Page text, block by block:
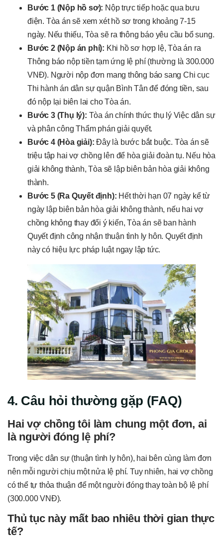
Bước 1 (Nộp hồ sơ): Nộp trực tiếp hoặc qua bưu
điện. Tòa án sẽ xem xét hồ sơ trong khoảng 7-15
ngày. Nếu thiếu, Tòa sẽ ra thông báo yêu cầu bổ sung.
Bước 2 (Nộp án phí): Khi hồ sơ hợp lệ, Tòa án ra
Thông báo nộp tiền tạm ứng lệ phí (thường là 300.000
VNĐ). Người nộp đơn mang thông báo sang Chi cục
Thi hành án dân sự quận Bình Tân để đóng tiền, sau
đó nộp lại biên lai cho Tòa án.
Bước 3 (Thụ lý): Tòa án chính thức thụ lý Việc dân sự
và phân công Thẩm phán giải quyết.
Bước 4 (Hòa giải): Đây là bước bắt buộc. Tòa án sẽ
triệu tập hai vợ chồng lên để hòa giải đoàn tụ. Nếu hòa
giải không thành, Tòa sẽ lập biên bản hòa giải không
thành.
Bước 5 (Ra Quyết định): Hết thời hạn 07 ngày kể từ
ngày lập biên bản hòa giải không thành, nếu hai vợ
chồng không thay đổi ý kiến, Tòa án sẽ ban hành
Quyết định công nhận thuận tình ly hôn. Quyết định
này có hiệu lực pháp luật ngay lập tức.
4. Câu hỏi thường gặp (FAQ)
Hai vợ chồng tôi làm chung một đơn, ai
là người đóng lệ phí?
Trong việc dân sự (thuận tình ly hôn), hai bên cùng làm đơn
nên mỗi người chịu một nửa lệ phí. Tuy nhiên, hai vợ chồng
có thể tự thỏa thuận để một người đóng thay toàn bộ lệ phí
(300.000 VNĐ).
Thủ tục này mất bao nhiêu thời gian thực
tế?